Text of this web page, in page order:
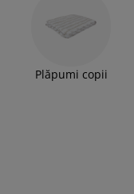
și
Plăpumi copii